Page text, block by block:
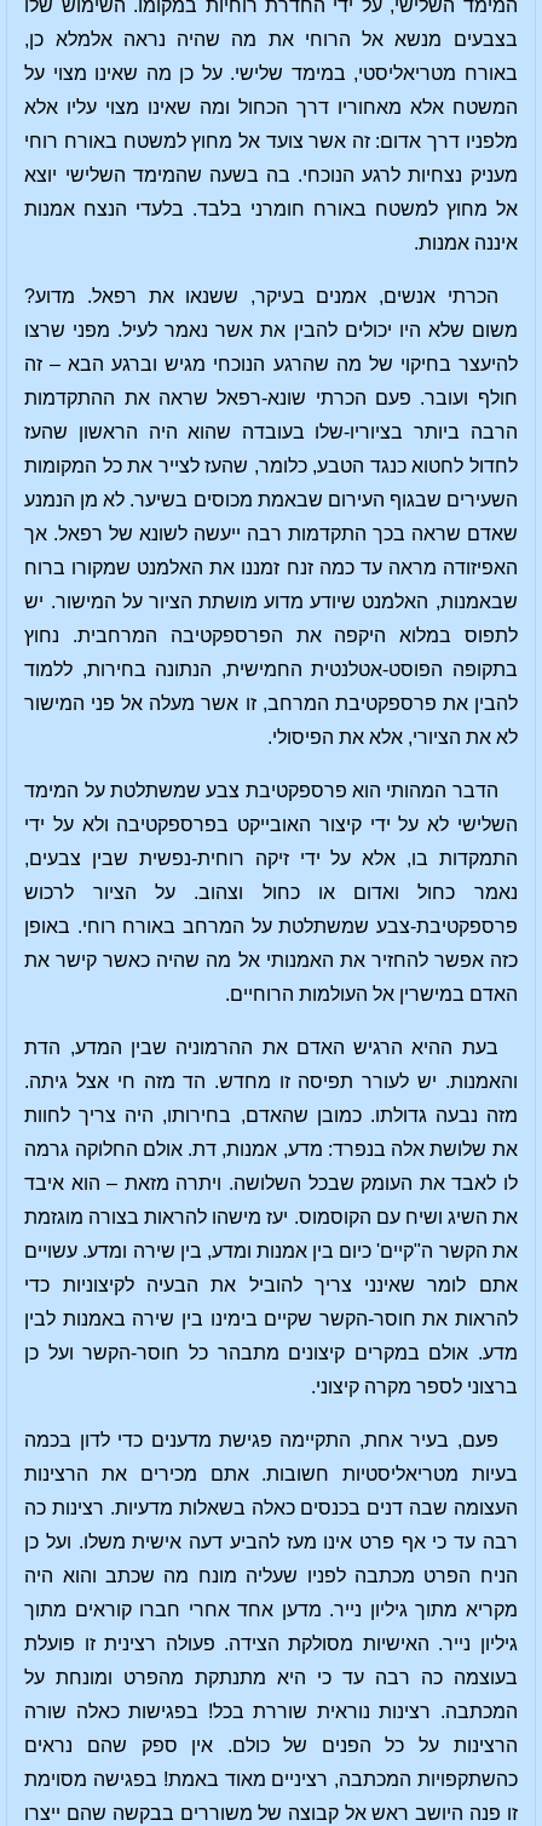
המימד השלישי, על ידי החדרת רוחיות במקומו. השימוש שלו
בצבעים מנשא אל הרוחי את מה שהיה נראה אלמלא כן,
באורח מטריאליסטי, במימד שלישי. על כן מה שאינו מצוי על
המשטח אלא מאחוריו דרך הכחול ומה שאינו מצוי עליו אלא
מלפניו דרך אדום: זה אשר צועד אל מחוץ למשטח באורח רוחי
מעניק נצחיות לרגע הנוכחי. בה בשעה שהמימד השלישי יוצא
אל מחוץ למשטח באורח חומרני בלבד. בלעדי הנצח אמנות
איננה אמנות.
הכרתי אנשים, אמנים בעיקר, ששנאו את רפאל. מדוע?
משום שלא היו יכולים להבין את אשר נאמר לעיל. מפני שרצו
להיעצר בחיקוי של מה שהרגע הנוכחי מגיש וברגע הבא – זה
חולף ועובר. פעם הכרתי שונא-רפאל שראה את ההתקדמות
הרבה ביותר בציוריו-שלו בעובדה שהוא היה הראשון שהעז
לחדול לחטוא כנגד הטבע, כלומר, שהעז לצייר את כל המקומות
השעירים שבגוף העירום שבאמת מכוסים בשיער. לא מן הנמנע
שאדם שראה בכך התקדמות רבה ייעשה לשונא של רפאל. אך
האפיזודה מראה עד כמה זנח זמננו את האלמנט שמקורו ברוח
שבאמנות, האלמנט שיודע מדוע מושתת הציור על המישור. יש
לתפוס במלוא היקפה את הפרספקטיבה המרחבית. נחוץ
בתקופה הפוסט-אטלנטית החמישית, הנתונה בחירות, ללמוד
להבין את פרספקטיבת המרחב, זו אשר מעלה אל פני המישור
לא את הציורי, אלא את הפיסולי.
הדבר המהותי הוא פרספקטיבת צבע שמשתלטת על המימד
השלישי לא על ידי קיצור האובייקט בפרספקטיבה ולא על ידי
התמקדות בו, אלא על ידי זיקה רוחית-נפשית שבין צבעים,
נאמר כחול ואדום או כחול וצהוב. על הציור לרכוש
פרספקטיבת-צבע שמשתלטת על המרחב באורח רוחי. באופן
כזה אפשר להחזיר את האמנותי אל מה שהיה כאשר קישר את
האדם במישרין אל העולמות הרוחיים.
בעת ההיא הרגיש האדם את ההרמוניה שבין המדע, הדת
והאמנות. יש לעורר תפיסה זו מחדש. הד מזה חי אצל גיתה.
מזה נבעה גדולתו. כמובן שהאדם, בחירותו, היה צריך לחוות
את שלושת אלה בנפרד: מדע, אמנות, דת. אולם החלוקה גרמה
לו לאבד את העומק שבכל השלושה. ויתרה מזאת – הוא איבד
את השיג ושיח עם הקוסמוס. יעז מישהו להראות בצורה מוגזמת
את הקשר ה"קיים' כיום בין אמנות ומדע, בין שירה ומדע. עשויים
אתם לומר שאינני צריך להוביל את הבעיה לקיצוניות כדי
להראות את חוסר-הקשר שקיים בימינו בין שירה באמנות לבין
מדע. אולם במקרים קיצונים מתבהר כל חוסר-הקשר ועל כן
ברצוני לספר מקרה קיצוני.
פעם, בעיר אחת, התקיימה פגישת מדענים כדי לדון בכמה
בעיות מטריאליסטיות חשובות. אתם מכירים את הרצינות
העצומה שבה דנים בכנסים כאלה בשאלות מדעיות. רצינות כה
רבה עד כי אף פרט אינו מעז להביע דעה אישית משלו. ועל כן
הניח הפרט מכתבה לפניו שעליה מונח מה שכתב והוא היה
מקריא מתוך גיליון נייר. מדען אחד אחרי חברו קוראים מתוך
גיליון נייר. האישיות מסולקת הצידה. פעולה רצינית זו פועלת
בעוצמה כה רבה עד כי היא מתנתקת מהפרט ומונחת על
המכתבה. רצינות נוראית שוררת בכל! בפגישות כאלה שורה
הרצינות על כל הפנים של כולם. אין ספק שהם נראים
כהשתקפויות המכתבה, רציניים מאוד באמת! בפגישה מסוימת
זו פנה היושב ראש אל קבוצה של משוררים בבקשה שהם ייצרו